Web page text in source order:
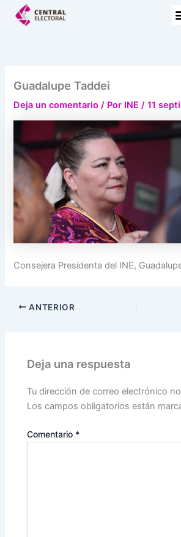
Guadalupe Taddei
Deja un comentario / Por INE/11
Consejera Presidenta del INE,
ANTERIOR
Deja una respuesta
Tu dirección de correo electrónico
Los campos obligatorios están
Comentario *